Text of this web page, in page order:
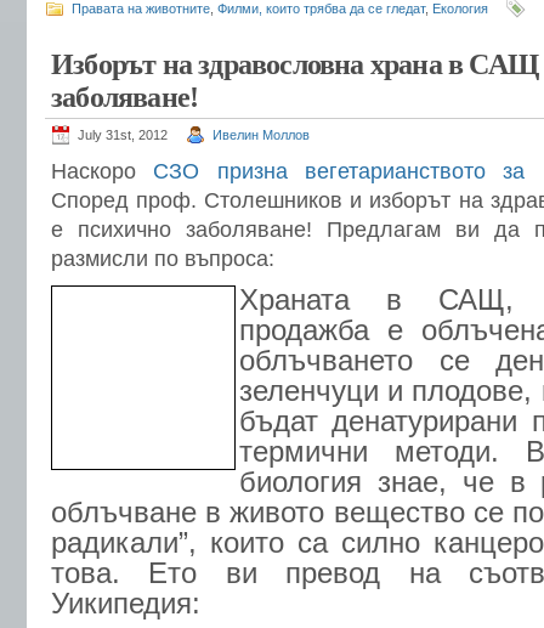
Правата на животните Филми, които трябва да се гледат, Екология
Изборът на здравословна храна в САЩ
заболяване!
July 31st, 2012 Ивелин Моллов
Наскоро СЗО призна вегетарианството за
Според проф. Столешников и изборът на
е психично заболяване! Предлагам ви да
размисли по въпроса:
Храната в САЩ,
продажба е
облъчването се
зеленчуци и плодове,
бъдат денатурирани
термични методи.
биология знае, че в
облъчване в живото вещество се
радикали”, които са силно
това. Ето ви превод на
Уикипедия: